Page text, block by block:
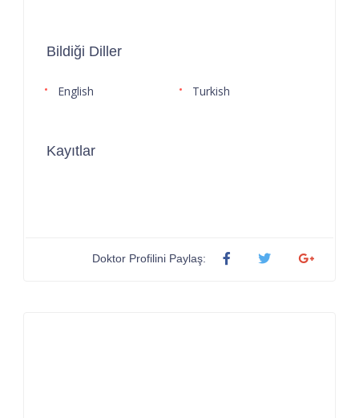
Bildiği Diller
English Turkish
Kayıtlar
Doktor Profilini Paylaş: